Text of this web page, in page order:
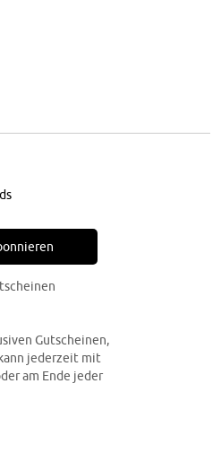
Gutscheinen,
jederzeit mit
am Ende jeder